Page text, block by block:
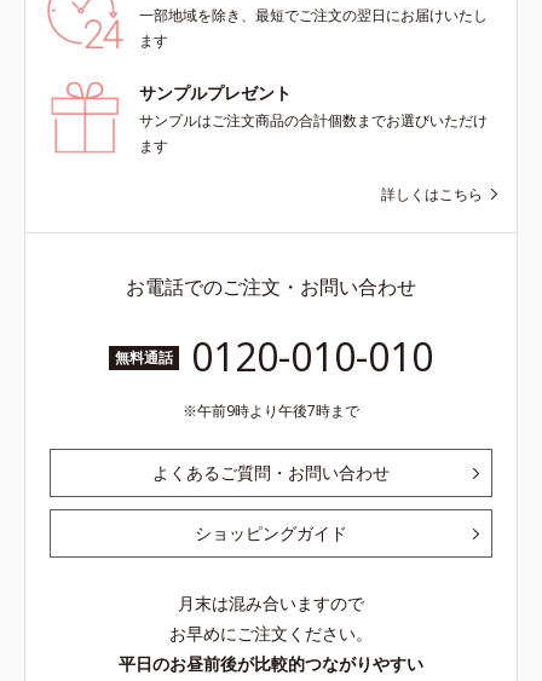
一部地域を除き、最短でご注文の翌日にお届けいたし
ます
サンプルプレゼント
サンプルはご注文商品の合計個数までお選びいただけ
ます
詳しくはこちら
お電話でのご注文・お問い合わせ
無料通話 0120-010-010
午前9時より午後7時まで
よくあるご質問・お問い合わせ
ショッピングガイド
月末は混み合いますので
お早めにご注文ください。
平日のお昼前後が比較的つながりやすい